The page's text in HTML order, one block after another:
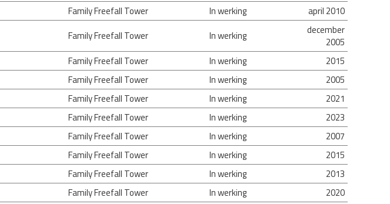
Family Freefall Tower In werking
april 2010
Family Freefall Tower In werking
december
2005
Family Freefall Tower In werking
2015
Family Freefall Tower In werking
2005
Family Freefall Tower In werking
2021
Family Freefall Tower In werking
2023
Family Freefall Tower In werking
2007
Family Freefall Tower In werking
2015
Family Freefall Tower In werking
2013
Family Freefall Tower In werking
2020